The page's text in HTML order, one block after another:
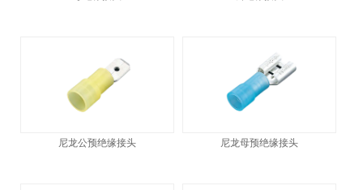
尼龙公预绝缘接头 尼龙母预绝缘接头